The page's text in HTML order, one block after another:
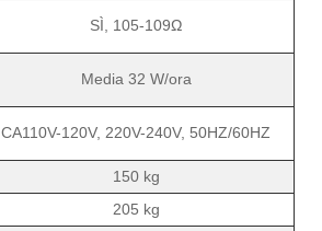
SÌ, 105-109Ω
Media 32 W/ora
CA110V-120V, 220V-240V, 50HZ/60HZ
150 kg
205 kg